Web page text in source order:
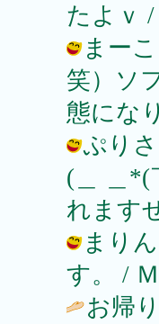
たよｖ
まー
笑）ソ
態にな
ぷり
(＿ ＿*(
れます
まり
す。 /
お帰